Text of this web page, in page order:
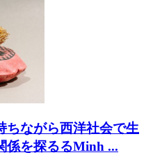
ちながら西洋社会で生
係を探るるMinh ...